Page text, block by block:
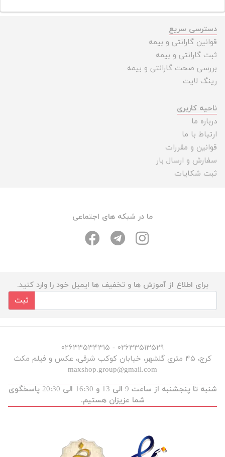
دسترسی سریع
قوانین گارانتی و بیمه
ثبت گارانتی و بیمه
بررسی صحت گارانتی و بیمه
رینگ لایت
ناحیه کاربری
درباره ما
ارتباط با ما
قوانین و مقررات
سفارش و ارسال بار
ثبت شکایات
ما در شبکه های اجتماعی
برای اطلاع از آموزش ها و تخفیف ها ایمیل خود را وارد کنید.
ثبت
۰۲۶۳۳۵۱۳۵۲۹ - ۰۲۶۳۳۵۳۴۳۱۵
کرج، ۴۵ متری گلشهر، خیابان کوکب شرقی، عکس و فیلم مکث
maxshop.group@gmail.com
شنبه تا پنجشنبه از ساعت 9 الی 13 و 16:30 الی 20:30 پاسخگوی
شما عزیزان هستیم.